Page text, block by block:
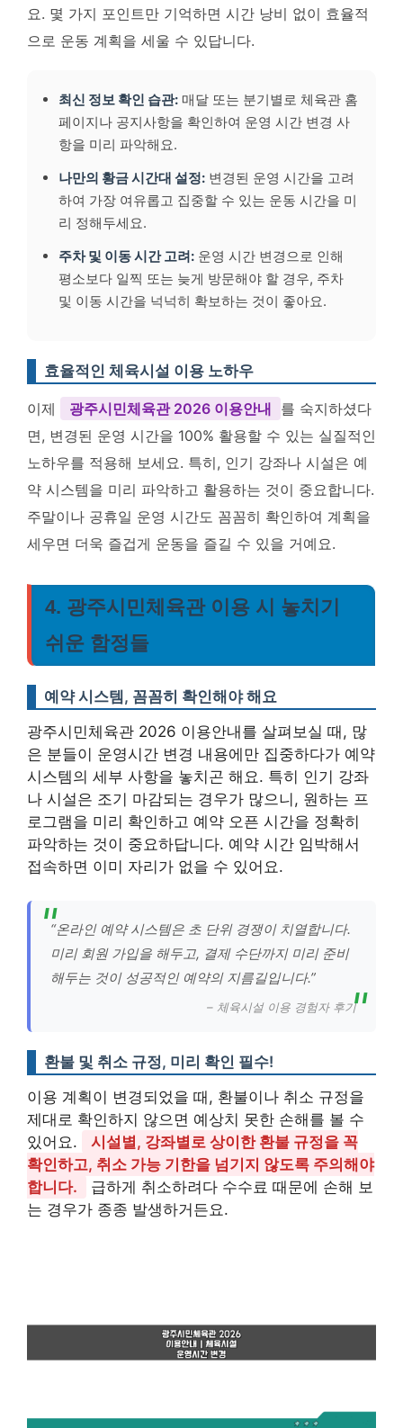
요. 몇 가지 포인트만 기억하면 시간 낭비 없이 효율적
으로 운동 계획을 세울 수 있답니다.
최신 정보 확인 습관: 매달 또는 분기별로 체육관 홈
페이지나 공지사항을 확인하여 운영 시간 변경 사
항을 미리 파악해요.
나만의 황금 시간대 설정: 변경된 운영 시간을 고려
하여 가장 여유롭고 집중할 수 있는 운동 시간을 미
리 정해두세요.
주차 및 이동 시간 고려: 운영 시간 변경으로 인해
평소보다 일찍 또는 늦게 방문해야 할 경우, 주차
및 이동 시간을 넉넉히 확보하는 것이 좋아요.
효율적인 체육시설 이용 노하우
이제 광주시민체육관 2026 이용안내 를 숙지하셨다
면, 변경된 운영 시간을 100% 활용할 수 있는 실질적인
노하우를 적용해 보세요. 특히, 인기 강좌나 시설은 예
약 시스템을 미리 파악하고 활용하는 것이 중요합니다.
주말이나 공휴일 운영 시간도 꼼꼼히 확인하여 계획을
세우면 더욱 즐겁게 운동을 즐길 수 있을 거예요.
4. 광주시민체육관 이용 시 놓치기
쉬운 함정들
예약 시스템, 꼼꼼히 확인해야 해요
광주시민체육관 2026 이용안내를 살펴보실 때, 많
은 분들이 운영시간 변경 내용에만 집중하다가 예약
시스템의 세부 사항을 놓치곤 해요. 특히 인기 강좌
나 시설은 조기 마감되는 경우가 많으니, 원하는 프
로그램을 미리 확인하고 예약 오픈 시간을 정확히
파악하는 것이 중요하답니다. 예약 시간 임박해서
접속하면 이미 자리가 없을 수 있어요.
“온라인 예약 시스템은 초 단위 경쟁이 치열합니다.
미리 회원 가입을 해두고, 결제 수단까지 미리 준비
해두는 것이 성공적인 예약의 지름길입니다.”
– 체육시설 이용 경험자 후기
환불 및 취소 규정, 미리 확인 필수!
이용 계획이 변경되었을 때, 환불이나 취소 규정을
제대로 확인하지 않으면 예상치 못한 손해를 볼 수
있어요.
시설별, 강좌별로 상이한 환불 규정을 꼭
확인하고, 취소 가능 기한을 넘기지 않도록 주의해야
합니다.
급하게 취소하려다 수수료 때문에 손해 보
는 경우가 종종 발생하거든요.